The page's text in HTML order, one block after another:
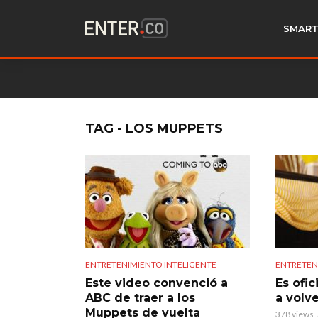
TAG - LOS MUPPETS
ENTRETENIMIENTO INTELIGENTE
Este video convenció a
ABC de traer a los
Muppets de vuelta
Es
a
378 views